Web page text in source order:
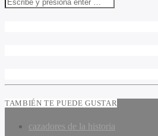
TAMBIÉN TE PUEDE GUSTAR
cazadores de la historia